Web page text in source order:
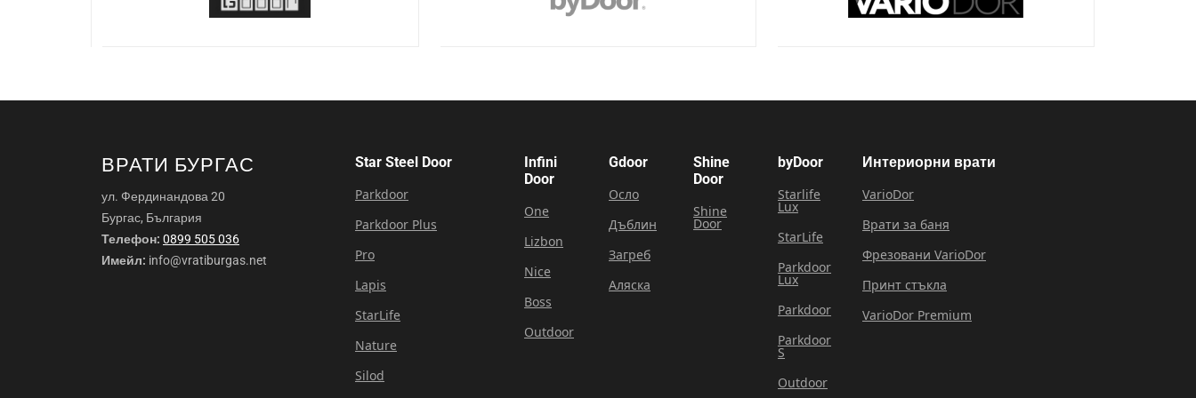
ВРАТИ БУРГАС
ул. Фердинандова 20
Бургас, България
Телефон: 0899 505 036
Имейл: info@vratiburgas.net
Star Steel Door
Parkdoor
Parkdoor Plus
Pro
Lapis
StarLife
Nature
Silod
Infini
Door
One
Lizbon
Nice
Boss
Outdoor
Gdoor
Осло
Дъблин
Загреб
Аляска
Shine
Door
Shine
Door
byDoor
Starlife
Lux
StarLife
Parkdoor
Lux
Parkdoor
Parkdoor
S
Outdoor
Интериорни врати
VarioDor
Врати за баня
Фрезовани VarioDor
Принт стъкла
VarioDor Premium